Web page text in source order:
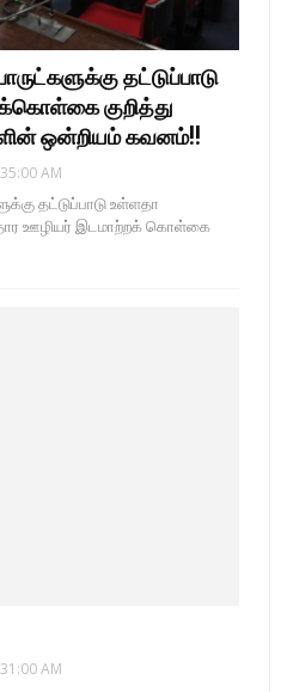
தட்டுப்பாடு
குறித்து
ஒன்றியம் கவனம்!!
AM
தட்டுப்பாடு உள்ளதா
ஊழியர் இடமாற்றக் கொள்கை
AM